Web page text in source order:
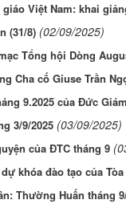
Việt Nam: khai
(31/8) (02/09/2025)
Tổng hội Dòng
Cha cố Giuse Trần
9.2025 của Đức
3/9/2025 (03/09/2025)
của ĐTC tháng 9
khóa đào tạo của
Thường Huấn tháng